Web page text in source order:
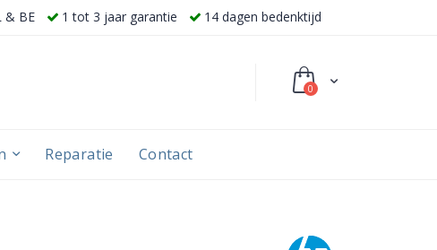
& BE 1 tot 3 jaar garantie 14 dagen bedenktijd
0
Reparatie Contact